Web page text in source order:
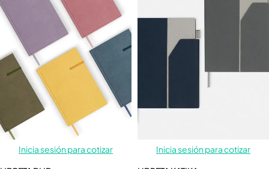
Inicia sesión para cotizar
Inicia sesión para cotizar